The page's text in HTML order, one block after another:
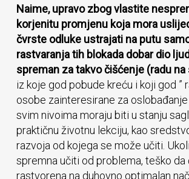
Naime, upravo zbog vlastite
korjenitu promjenu koja mora
čvrste odluke ustrajati na putu
rastvaranja tih blokada dobar dio
spreman za takvo čišćenje (radu na
iz koje god pobude kreću i koji god ”
osobe zainteresirane za
svim nivoima moraju biti u stanju
praktičnu životnu lekciju, kao
razvoja od kojega se može učiti.
spremna učiti od problema, teško da
rastvorena na duhovno optimalan